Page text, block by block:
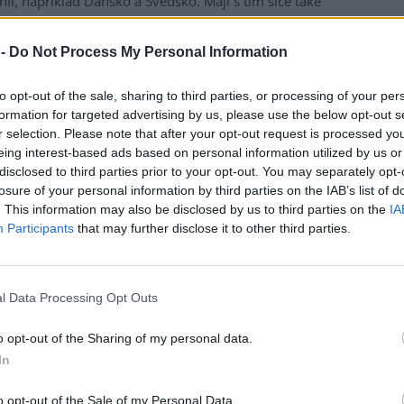
Do Not Process My Personal Information
opt-out of the sale, sharing to third parties, or processing of your
for targeted advertising by us, please use the below opt-out
selection. Please note that after your opt-out request is processed
interest-based ads based on personal information utilized by us
to third parties prior to your opt-out. You may separately
of your personal information by third parties on the IAB’s list of
This information may also be disclosed by us to third parties on the
Participants that may further disclose it to other third parties.
Data Processing Opt Outs
opt-out of the Sharing of my personal data.
opt-out of the Sale of my Personal Data.
zkušenosti, ale ne tak špatné jako my. Hlavní rozdíl je v
u nich státní společnosti stále mohou provozovat
v nepořádku se soukromou společností, ujme se toho
společnost a celý systém se úplně nesloží. Pokud ale
tak stupidní věc jako my v Británii a zničíte British Rail,
nic nezůstane a jste odevzdáni vůli soukromých
A oni vědí, že neexistuje alternativa, takže na to
a o nic se nestarají.
Jak je to se silnicemi? U nás panuje představa, že
nesmysl, který je vyvracen v každé zemi světa. Platí
víc lidí v tom, aby měli automobil nebo aby ho
zase. Jenomže výzkumy ukazují, že 75 % našich
10-15 % cest autem je kratších než jeden
urazit pěšky nebo dojet na kole. Pokud trváte na